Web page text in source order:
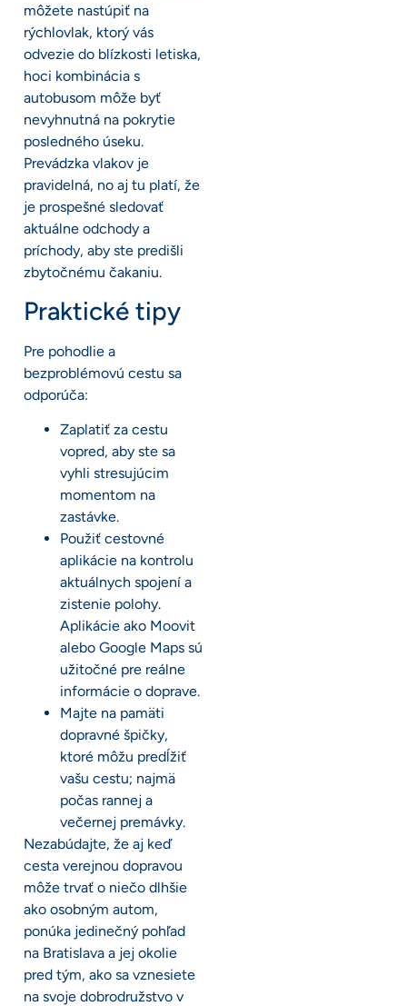
môžete nastúpiť na
rýchlovlak, ktorý vás
odvezie do blízkosti letiska,
hoci kombinácia s
autobusom môže byť
nevyhnutná na pokrytie
posledného úseku.
Prevádzka vlakov je
pravidelná, no aj tu platí, že
je prospešné sledovať
aktuálne odchody a
príchody, aby ste predišli
zbytočnému čakaniu.
Praktické tipy
Pre pohodlie a
bezproblémovú cestu sa
odporúča:
Zaplatiť za cestu
vopred, aby ste sa
vyhli stresujúcim
momentom na
zastávke.
Použiť cestovné
aplikácie na kontrolu
aktuálnych spojení a
zistenie polohy.
Aplikácie ako Moovit
alebo Google Maps sú
užitočné pre reálne
informácie o doprave.
Majte na pamäti
dopravné špičky,
ktoré môžu predĺžiť
vašu cestu; najmä
počas rannej a
večernej premávky.
Nezabúdajte, že aj keď
cesta verejnou dopravou
môže trvať o niečo dlhšie
ako osobným autom,
ponúka jedinečný pohľad
na Bratislava a jej okolie
pred tým, ako sa vznesiete
na svoje dobrodružstvo v